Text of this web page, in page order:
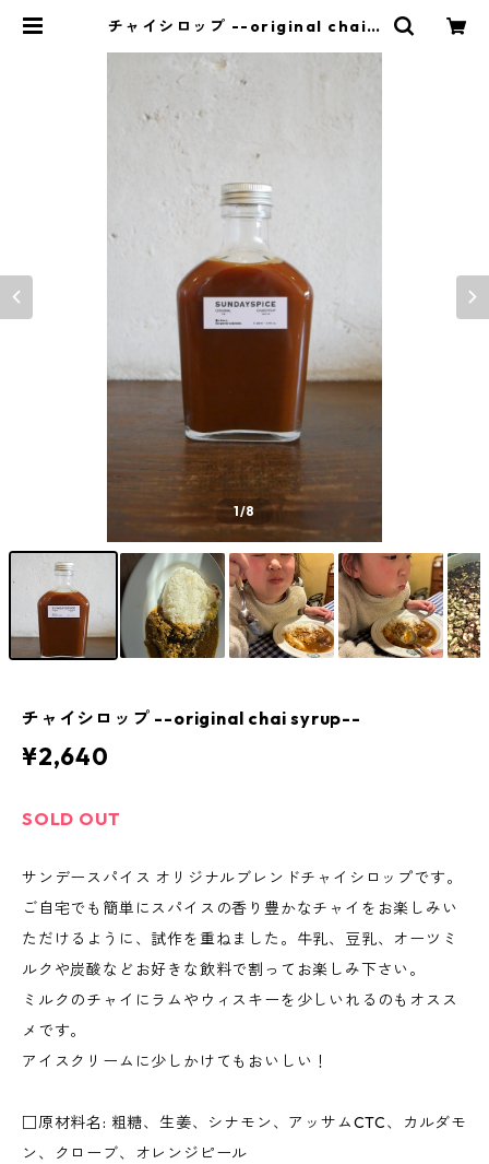
チャイシロップ --original chai s
1/8
チャイシロップ --original chai syrup--
¥2,640
SOLD OUT
サンデースパイス オリジナルブレンドチャイシロップです。
ご自宅でも簡単にスパイスの香り豊かなチャイをお楽しみい
ただけるように、試作を重ねました。牛乳、豆乳、オーツミ
ルクや炭酸などお好きな飲料で割ってお楽しみ下さい。
ミルクのチャイにラムやウィスキーを少しいれるのもオスス
メです。
アイスクリームに少しかけてもおいしい！
□原材料名: 粗糖、生姜、シナモン、アッサムCTC、カルダモ
ン、クローブ、オレンジピール